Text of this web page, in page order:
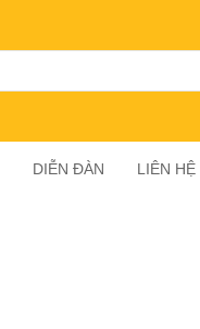
DIỄN ĐÀN LIÊN HỆ